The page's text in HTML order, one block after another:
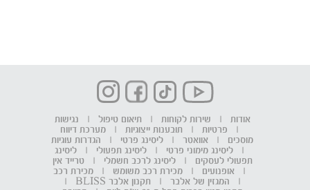
אודות | שירות לקוחות | תיאום טיפול |
נגישות
|
פרטיות | תובענות ייצוגיות |
מערכת דיווח
מוסכים
| אוואטר | ליסינג פרטי |
הגדרות עוגיות
|
ליסינג מימוני פרטי | ליסינג תפעולי |
ליסינג
תפעולי לעסקים
| ליסינג לרכב חשמלי |
טרייד אין
|
אופנועים | מכירת רכב משומש |
מכירת רכב
|
המגזין של אלבר | תקנון אלבר BLISS
|